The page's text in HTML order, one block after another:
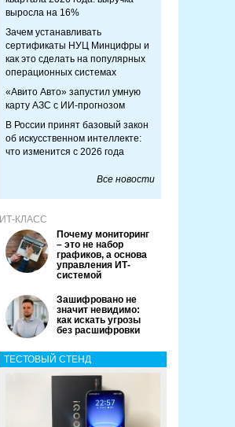
выросла на 16%
Зачем устанавливать
сертификаты НУЦ Минцифры и
как это сделать на популярных
операционных системах
«Авито Авто» запустил умную
карту АЗС с ИИ-прогнозом
В России принят базовый закон
об искусственном интеллекте:
что изменится с 2026 года
Все новости
ИТ-КЛАСС
Почему мониторинг
– это не набор
графиков, а основа
управления ИТ-
системой
Зашифровано не
значит невидимо:
как искать угрозы
без расшифровки
ТЕСТОВЫЙ СТЕНД